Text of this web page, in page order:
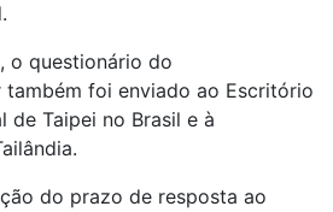
o questionário do
foi enviado ao Escritório
de Taipei no Brasil e à
do prazo de resposta ao